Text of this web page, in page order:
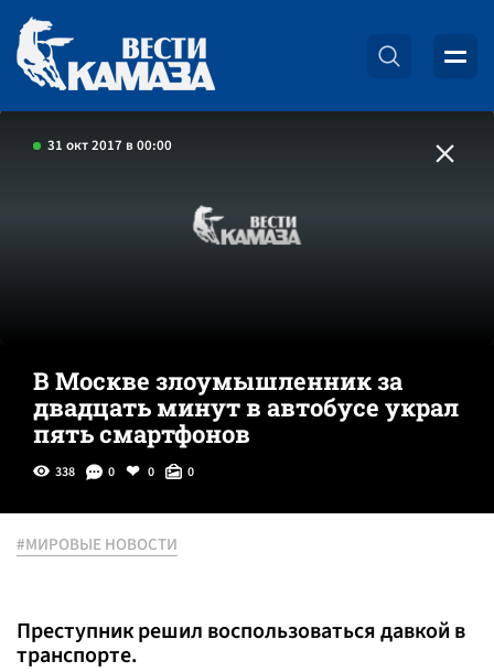
31 окт 2017 в 00:00
В Москве злоумышленник за
двадцать минут в автобусе украл
пять смартфонов
338 0 0 0
#МИРОВЫЕ НОВОСТИ
Преступник решил воспользоваться давкой в
транспорте.